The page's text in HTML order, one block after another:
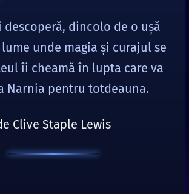
descoperă, dincolo de o ușă
lume unde magia și curajul se
îi cheamă în lupta care va
Narnia pentru totdeauna.
Clive Staple Lewis